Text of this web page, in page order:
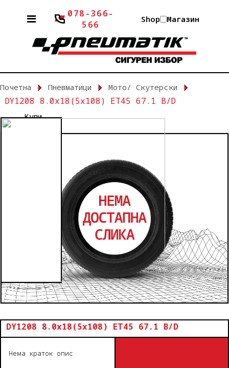
078-366-
566
Shop Магазин
Почетна Пневматици Мото/ Скутерски
DY1208 8.0x18(5x108) ET45 67.1 B/D
Купи
DY1208 8.0x18(5x108) ET45 67.1 B/D
Нема краток опис